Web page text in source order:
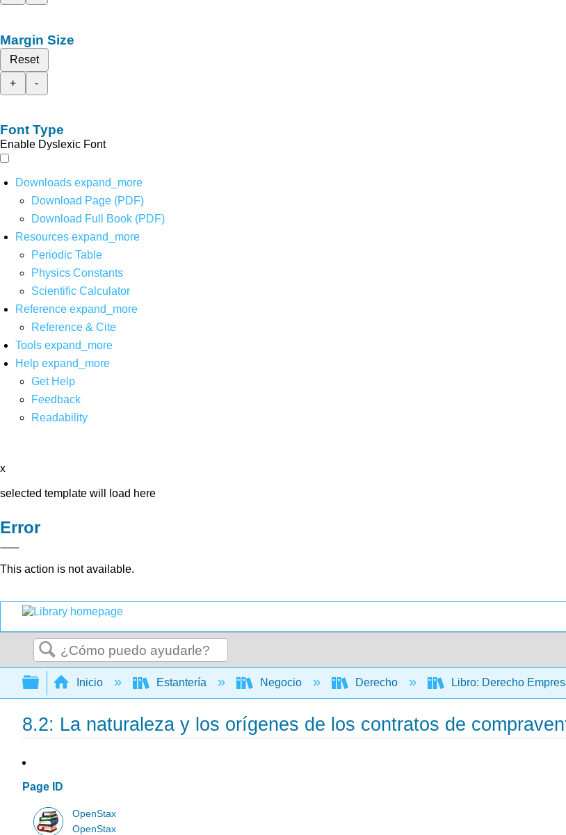
Margin Size
Reset
+
-
Font Type
Enable Dyslexic Font
Downloads expand_more
Download Page (PDF)
Download Full Book (PDF)
Resources expand_more
Periodic Table
Physics Constants
Scientific Calculator
Reference expand_more
Reference & Cite
Tools expand_more
Help expand_more
Get Help
Feedback
Readability
x
selected template will load here
Error
This action is not available.
Buscar
Expandir/contraer jerarquía global
Inicio Estantería Negocio Derecho Libro: Derecho
8.2: La naturaleza y los orígenes de los contratos de
Page ID
OpenStax
OpenStax